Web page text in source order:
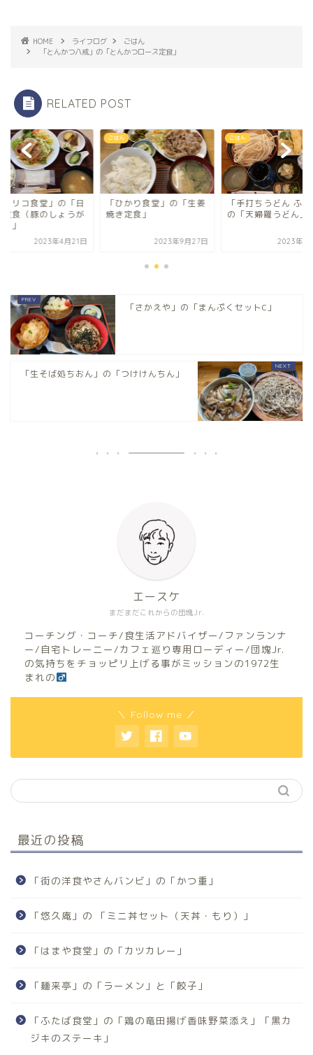
HOME ライフログ
ごはん
「とんかつ八戒」の「とんかつロース定食」
RELATED POST
かり食堂」の「生姜
定食」
2023年9月27日
ごはん
「手打ちうどん ふじ樹」
の「天婦羅うどん」
2023年11月8日
ごはん
「ココリコ食堂」の
替り定食（豚のしょ
2023年4
「さかえや」の「まんぷくセットC」
「生そば処ちおん」の「つけけんちん」
まだまだこれからの団塊Jr.
エースケ
コーチング・コーチ/食生活アドバイザー/ファンランナ
ー/自宅トレーニー/カフェ巡り専用ローディー/団塊Jr.
の気持ちをチョッピリ上げる事がミッションの1972生
まれの
＼ Follow me ／
最近の投稿
「街の洋食やさんバンビ」の「かつ重」
「悠久庵」の 「ミニ丼セット（天丼・もり）」
「はまや食堂」の「カツカレー」
「麺来亭」の「ラーメン」と「餃子」
「ふたば食堂」の「鶏の竜田揚げ香味野菜添え」「黒カ
ジキのステーキ」